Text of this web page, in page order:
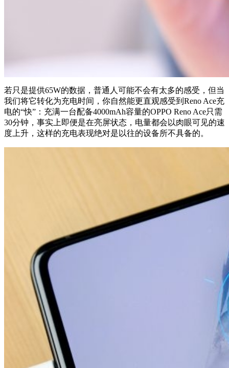
若只是提供65W的数据，普通人可能不会有太多的感受，但当
我们将它转化为充电时间，你自然能更直观感受到Reno Ace充
电的“快”：充满一台配备4000mAh容量的OPPO Reno Ace只需
30分钟，事实上即便是在亮屏状态，电量都会以肉眼可见的速
度上升，这样的充电表现绝对是以往的设备所不具备的。